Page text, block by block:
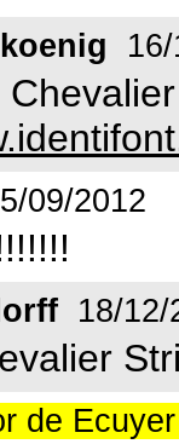
09/2012
18/12/
de